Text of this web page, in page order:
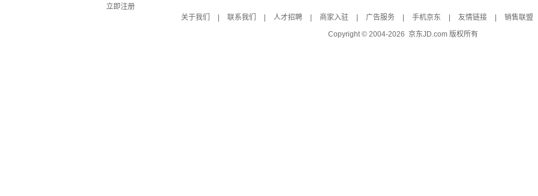
立即注册
关于我们
联系我们 人才招聘 商家入驻 广告服务 手机京东 友情链接 销售联盟
Copyright © 2004-2026 京东JD.com 版权所有